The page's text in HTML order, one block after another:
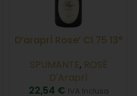
D’araprÌ Rose’ Cl.75 13°
SPUMANTE, ROSÉ
D'Araprì
22,54 € IVA Inclusa